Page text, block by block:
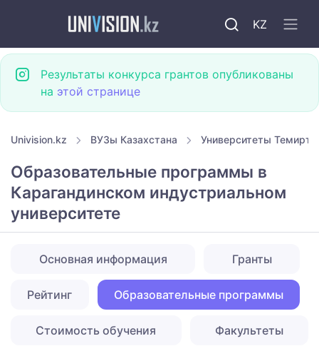
KZ
Результаты конкурса грантов опубликованы
на этой странице
Univision.kz ВУЗы Казахстана Университеты
Образовательные программы в
Карагандинском индустриальном
университете
Основная информация Гранты
Рейтинг Образовательные программы
Стоимость обучения Факультеты